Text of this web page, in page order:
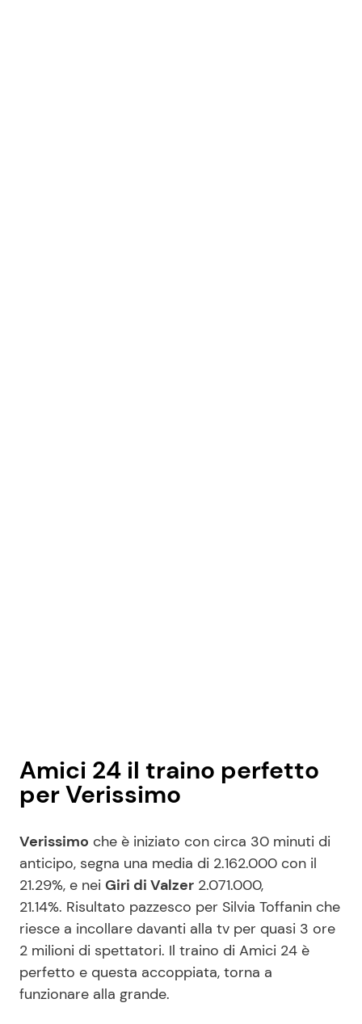
Amici 24 il traino perfetto
per Verissimo
Verissimo che è iniziato con circa 30 minuti di
anticipo, segna una media di 2.162.000 con il
21.29%, e nei Giri di Valzer 2.071.000,
21.14%. Risultato pazzesco per Silvia Toffanin che
riesce a incollare davanti alla tv per quasi 3 ore
2 milioni di spettatori. Il traino di Amici 24 è
perfetto e questa accoppiata, torna a
funzionare alla grande.